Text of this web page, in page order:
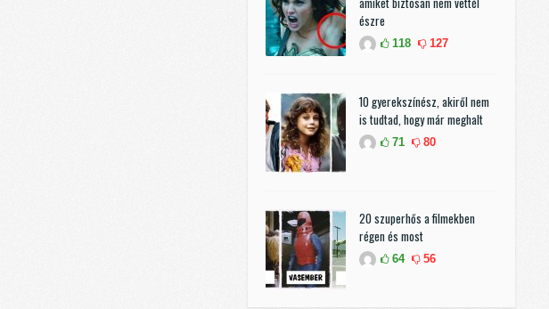
észre
118 127
10 gyerekszínész, akiről nem
is tudtad, hogy már meghalt
71 80
20 szuperhős a filmekben
régen és most
64 56